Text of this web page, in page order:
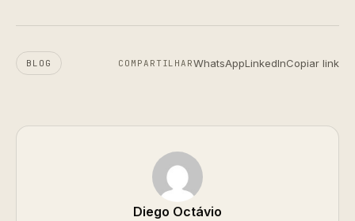
BLOG COMPARTILHARWhatsAppLinkedInCopiar link
Diego Octávio